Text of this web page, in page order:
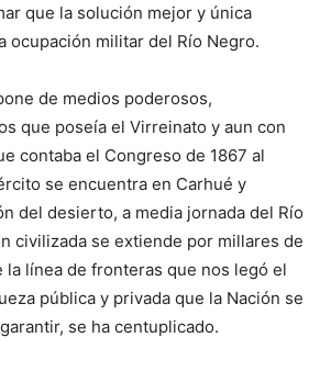
que la solución mejor y única
ocupación militar del Río Negro.
de medios poderosos,
que poseía el Virreinato y aun con
contaba el Congreso de 1867 al
se encuentra en Carhué y
del desierto, a media jornada del Río
civilizada se extiende por millares de
la línea de fronteras que nos legó el
pública y privada que la Nación se
se ha centuplicado.